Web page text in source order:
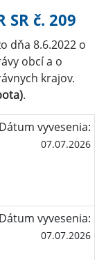
č. 209
dňa 8.6.2022 o
obcí a o
krajov.
.
Dátum vyvesenia:
07.07.2026
Dátum vyvesenia:
07.07.2026